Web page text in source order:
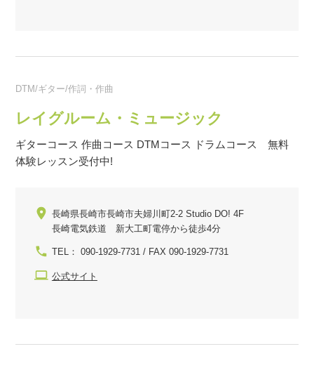
DTM/ギター/作詞・作曲
レイグルーム・ミュージック
ギターコース 作曲コース DTMコース ドラムコース 無料
体験レッスン受付中!
長崎県長崎市長崎市夫婦川町2-2 Studio DO! 4F
長崎電気鉄道 新大工町電停から徒歩4分
TEL： 090-1929-7731 / FAX 090-1929-7731
公式サイト